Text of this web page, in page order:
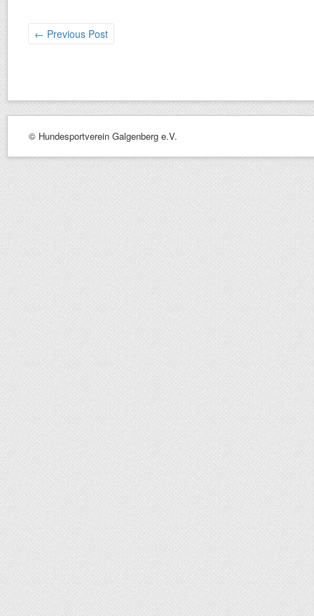
← Previous Post
© Hundesportverein Galgenberg e.V.